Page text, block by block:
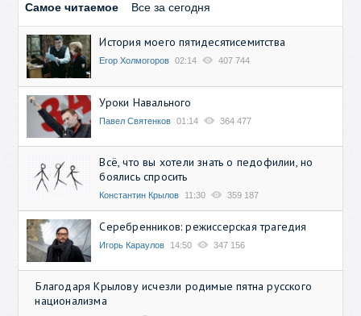
Самое читаемое Все за сегодня
История моего пятидесятисемитства
Егор Холмогоров 02:14 407 744
Уроки Навального
Павел Святенков 01:14 364 477
Всё, что вы хотели знать о педофилии, но
боялись спросить
Константин Крылов 11:30 359 187
Серебренников: режиссерская трагедия
Игорь Караулов 14:50 347 156
Благодаря Крылову исчезли родимые пятна русского
национализма